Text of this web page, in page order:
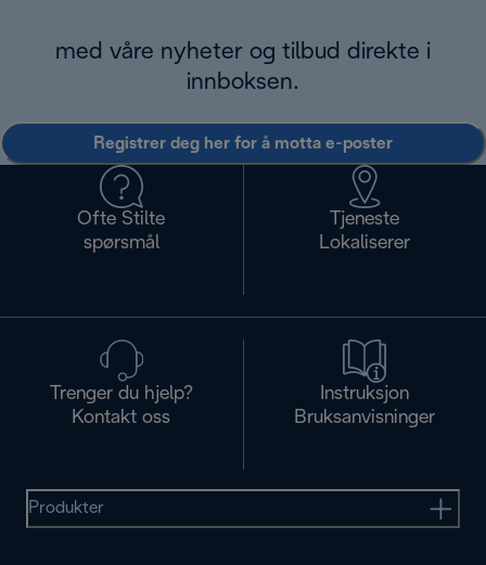
med våre nyheter og tilbud direkte i
innboksen.
Registrer deg her for å motta e-poster
Ofte Stilte
spørsmål
Tjeneste
Lokaliserer
Trenger du hjelp?
Kontakt oss
Instruksjon
Bruksanvisninger
Produkter